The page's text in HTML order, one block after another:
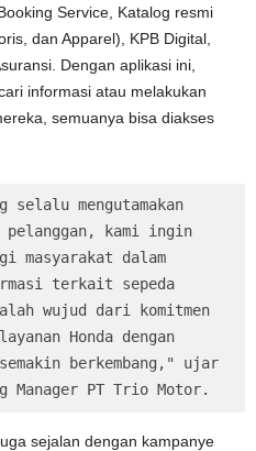
Service, Katalog resmi
dan Apparel), KPB Digital,
Dengan aplikasi ini,
informasi atau melakukan
semuanya bisa diakses
selalu mengutamakan
pelanggan, kami ingin
masyarakat dalam
terkait sepeda
wujud dari komitmen
Honda dengan
berkembang," ujar
Manager PT Trio Motor.
sejalan dengan kampanye